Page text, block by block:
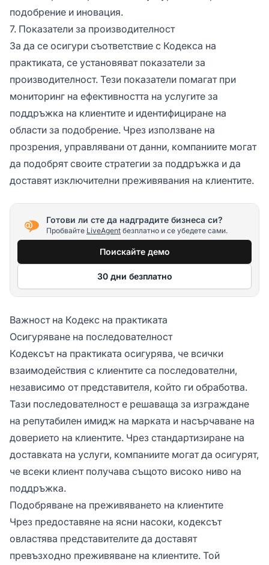
подобрение и иновация.
7. Показатели за производителност
За да се осигури съответствие с Кодекса на
практиката, се установяват показатели за
производителност. Тези показатели помагат при
мониторинг на ефективността на услугите за
поддръжка на клиентите и идентифициране на
области за подобрение. Чрез използване на
прозрения, управлявани от данни, компаниите могат
да подобрят своите стратегии за поддръжка и да
доставят изключителни преживявания на клиентите.
Готови ли сте да надградите бизнеса си?
Пробвайте LiveAgent безплатно и се убедете сами.
Поискайте демо
30 дни безплатно
Важност на Кодекс на практиката
Осигуряване на последователност
Кодексът на практиката осигурява, че всички
взаимодействия с клиентите са последователни,
независимо от представителя, който ги обработва.
Тази последователност е решаваща за изграждане
на репутабилен имидж на марката и насърчаване на
доверието на клиентите. Чрез стандартизиране на
доставката на услуги, компаниите могат да осигурят,
че всеки клиент получава същото високо ниво на
поддръжка.
Подобряване на преживяването на клиентите
Чрез предоставяне на ясни насоки, кодексът
овластява представителите да доставят
превъзходно преживяване на клиентите. Той